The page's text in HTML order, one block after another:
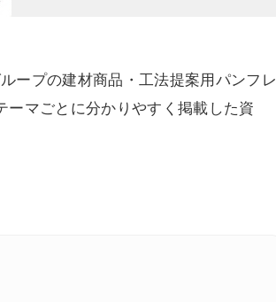
ープの建材商品・工法提案用パンフレ
ーマごとに分かりやすく掲載した資